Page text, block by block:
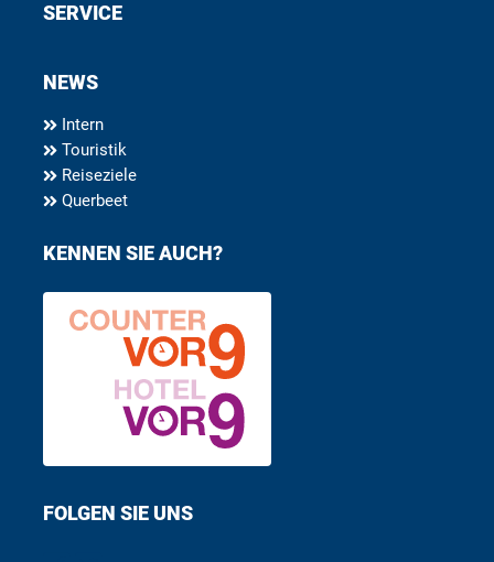
SERVICE
NEWS
Intern
Touristik
Reiseziele
Querbeet
KENNEN SIE AUCH?
FOLGEN SIE UNS